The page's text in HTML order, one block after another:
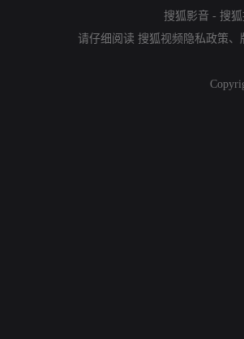
搜狐影音 - 搜
请仔细阅读 搜狐视频隐私政策、